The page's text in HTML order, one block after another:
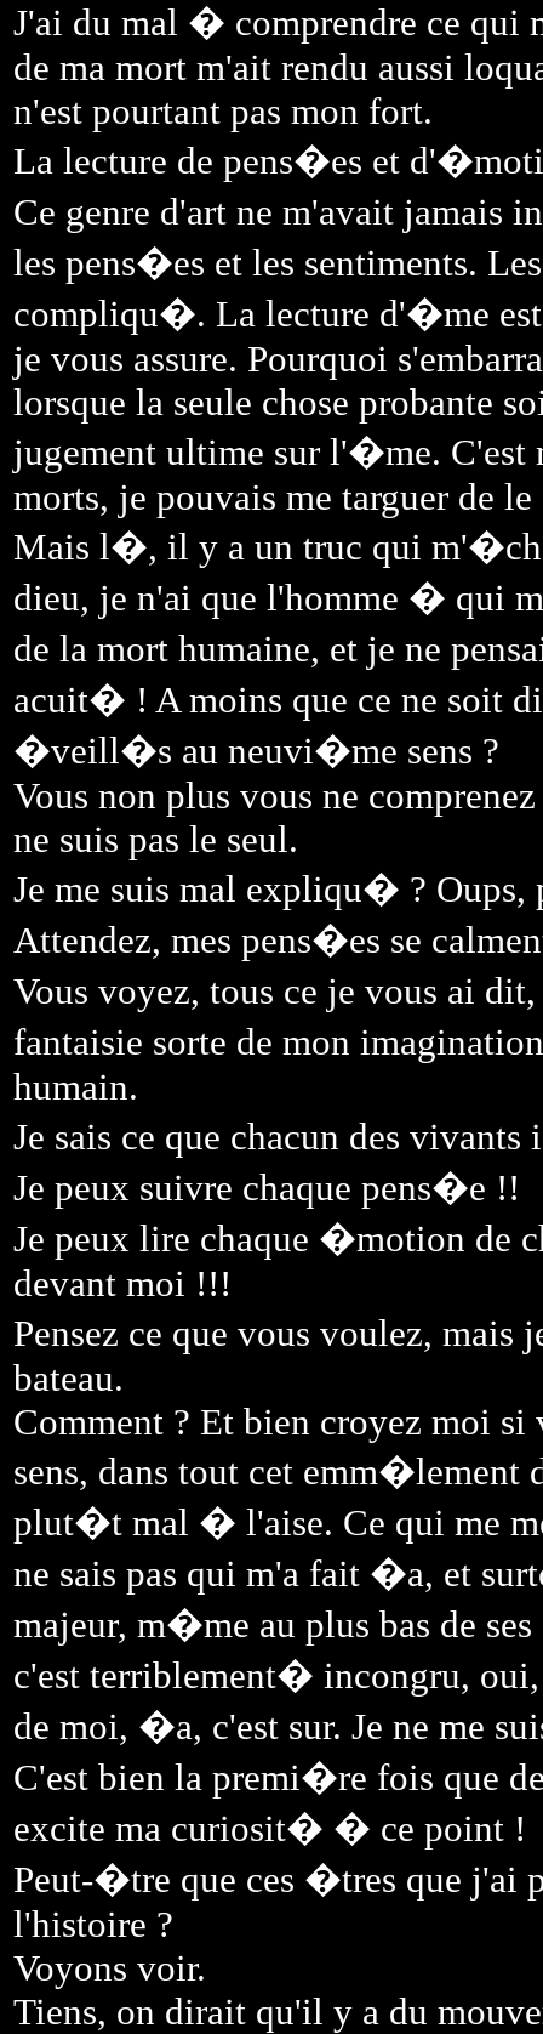
J'ai du mal � comprendre ce qui
de ma mort m'ait rendu aussi
n'est pourtant pas mon fort.
La lecture de pens�es et
Ce genre d'art ne m'avait
les pens�es et les sentiments.
compliqu�. La lecture d'�me
je vous assure. Pourquoi
lorsque la seule chose probante
jugement ultime sur l'�me. C'est
morts, je pouvais me targuer de
Mais l�, il y a un truc qui
dieu, je n'ai que l'homme � qui
de la mort humaine, et je ne
acuit� ! A moins que ce ne soit
�veill�s au neuvi�me sens ?
Vous non plus vous ne
ne suis pas le seul.
Je me suis mal expliqu� ?
Attendez, mes pens�es se
Vous voyez, tous ce je vous ai
fantaisie sorte de mon
humain.
Je sais ce que chacun des
Je peux suivre chaque pens�e !!
Je peux lire chaque �motion de
devant moi !!!
Pensez ce que vous voulez,
bateau.
Comment ? Et bien croyez moi si
sens, dans tout cet
plut�t mal � l'aise. Ce qui me
ne sais pas qui m'a fait �a, et
majeur, m�me au plus bas de
c'est terriblement� incongru,
de moi, �a, c'est sur. Je ne me
C'est bien la premi�re fois que
excite ma curiosit� � ce point !
Peut-�tre que ces �tres que j'ai
l'histoire ?
Voyons voir.
Tiens, on dirait qu'il y a du